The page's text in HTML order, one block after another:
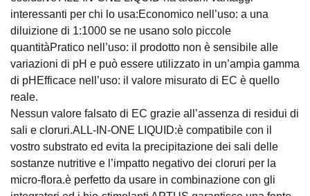
interessanti per chi lo usa:Economico nell’uso: a una
diluizione di 1:1000 se ne usano solo piccole
quantitàPratico nell’uso: il prodotto non è sensibile alle
variazioni di pH e può essere utilizzato in un’ampia gamma
di pHEfficace nell’uso: il valore misurato di EC è quello
reale.
Nessun valore falsato di EC grazie all’assenza di residui di
sali e cloruri.ALL-IN-ONE LIQUID:è compatibile con il
vostro substrato ed evita la precipitazione dei sali delle
sostanze nutritive e l’impatto negativo dei cloruri per la
micro-flora.è perfetto da usare in combinazione con gli